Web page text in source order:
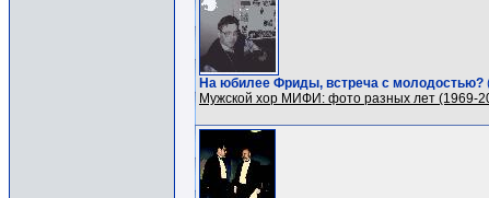
На юбилее Фриды, встреча с молодостью?
Мужской хор МИФИ: фото разных лет (1969-